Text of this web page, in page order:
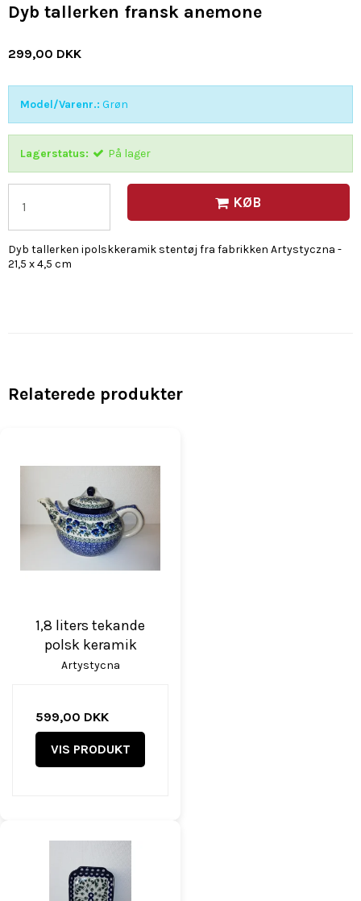
Dyb tallerken fransk anemone
299,00 DKK
Model/Varenr.: Grøn
Lagerstatus: På lager
KØB
Dyb tallerken ipolskkeramik stentøj fra fabrikken Artystyczna -
21,5 x 4,5 cm
Relaterede produkter
1,8 liters tekande
polsk keramik
Artystycna
599,00 DKK
VIS PRODUKT